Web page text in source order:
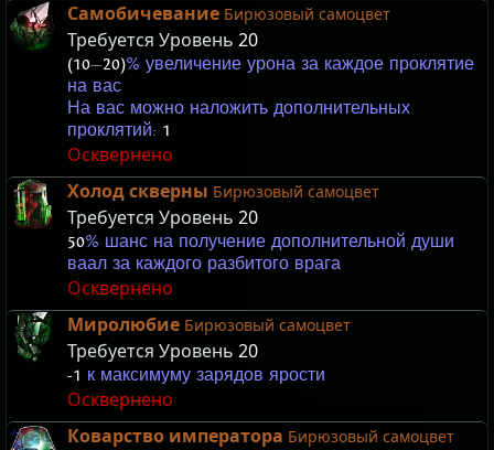
Самобичевание Бирюзовый самоцвет
Требуется Уровень 20
(10—20)% увеличение урона за каждое проклятие
на вас
На вас можно наложить дополнительных
проклятий: 1
Осквернено
Холод скверны Бирюзовый самоцвет
Требуется Уровень 20
50% шанс на получение дополнительной души
ваал за каждого разбитого врага
Осквернено
Миролюбие Бирюзовый самоцвет
Требуется Уровень 20
-1 к максимуму зарядов ярости
Осквернено
Коварство императора Бирюзовый самоцвет